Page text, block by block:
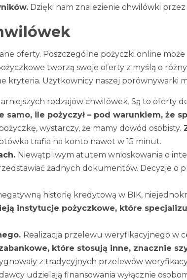
Dzięki nam znalezienie chwilówki
oferty. Poszczególne pożyczki online może
tworzą swoje oferty z myślą o
kryteria. Użytkownicy naszej porównywarki
rodzajów chwilówek. Są to oferty
ile pożyczył – pod warunkiem, że
wystarczy, że mamy dowód osobisty.
trafia na konto nawet w 15 minut.
. Niewątpliwym atutem wnioskowania o
żadnych dokumentów. Decyzje o
historię kredytową w BIK,
instytucje pożyczkowe, które
. Realizacja przelewu weryfikacyjnego w
które stosują inne, znacznie
z tradycyjnych przelewów
udzielają finansowania wyłącznie